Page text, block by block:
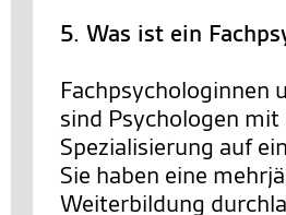
5. Was ist ein
Fachpsychologinnen
sind Psychologen
Spezialisierung auf
Sie haben eine
Weiterbildung